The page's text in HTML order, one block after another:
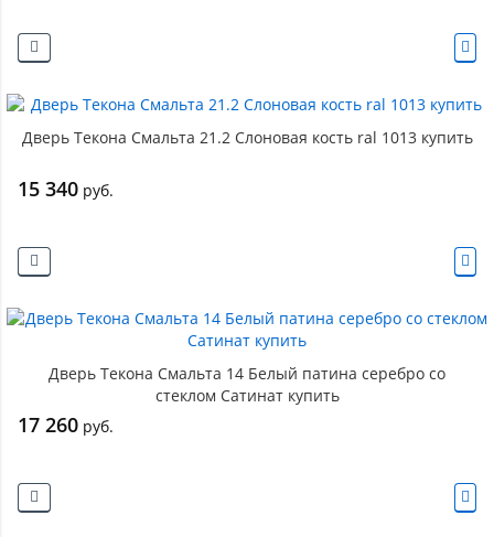
Дверь Текона Смальта 21.2 Слоновая кость ral 1013 купить
15 340 руб.
Дверь Текона Смальта 14 Белый патина серебро со
стеклом Сатинат купить
17 260 руб.